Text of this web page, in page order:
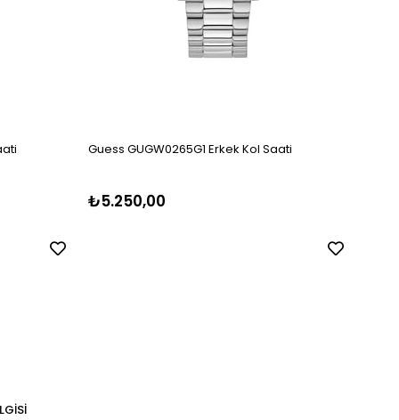
Guess GUGW0265G1 Erkek Kol Saati
₺5.250,00